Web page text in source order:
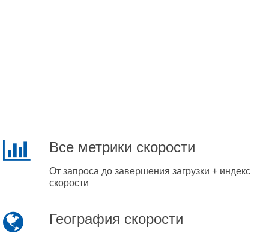
Все метрики скорости
От запроса до завершения загрузки + индекс
скорости
География скорости